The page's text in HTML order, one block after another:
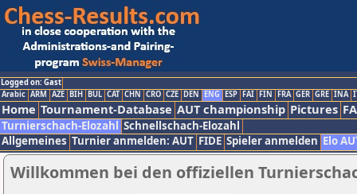
Logged on: Gast
Arabic ARM AZE BIH BUL CAT CHN CRO CZE DEN ENG ESP FAI FIN FRA GER GRE INA
Home Tournament-Database AUT championship Pictures
Turnierschach-Elozahl Schnellschach-Elozahl
Allgemeines Turnier anmelden: AUT FIDE Spieler anmelden Elo
Willkommen bei den offiziellen